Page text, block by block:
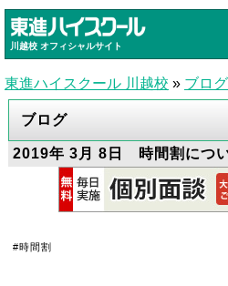
川越校 オフィシャルサイト
東進ハイスクール 川越校 » ブログ
ブログ
2019年 3月 8日 時間割につい
#時間割